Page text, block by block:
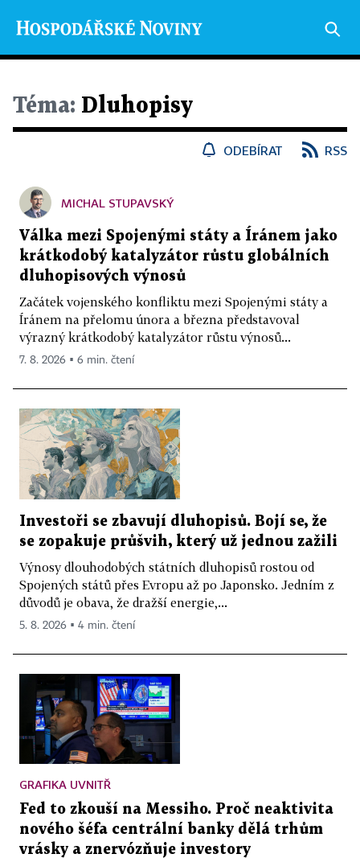
Téma: Dluhopisy
ODEBÍRAT RSS
MICHAL STUPAVSKÝ
Válka mezi Spojenými státy a Íránem jako
krátkodobý katalyzátor růstu globálních
dluhopisových výnosů
Začátek vojenského konfliktu mezi Spojenými státy a
Íránem na přelomu února a března představoval
výrazný krátkodobý katalyzátor růstu výnosů...
7. 8. 2026 ▪ 6 min. čtení
Investoři se zbavují dluhopisů. Bojí se, že
se zopakuje průšvih, který už jednou zažili
Výnosy dlouhodobých státních dluhopisů rostou od
Spojených států přes Evropu až po Japonsko. Jedním z
důvodů je obava, že dražší energie,...
5. 8. 2026 ▪ 4 min. čtení
GRAFIKA UVNITŘ
Fed to zkouší na Messiho. Proč neaktivita
nového šéfa centrální banky dělá trhům
vrásky a znervózňuje investory